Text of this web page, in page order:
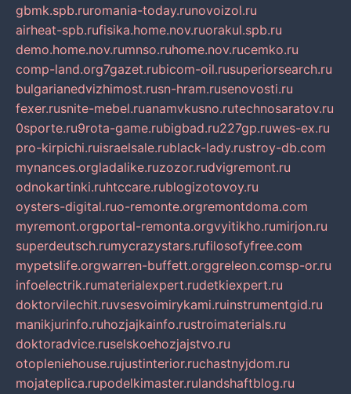
gbmk.spb.ruromania-today.runovoizol.ru
airheat-spb.rufisika.home.nov.ruorakul.spb.ru
demo.home.nov.rumnso.ruhome.nov.rucemko.ru
comp-land.org7gazet.rubicom-oil.rusuperiorsearch.ru
bulgarianedvizhimost.rusn-hram.rusenovosti.ru
fexer.rusnite-mebel.ruanamvkusno.rutechnosaratov.ru
0sporte.ru9rota-game.rubigbad.ru227gp.ruwes-ex.ru
pro-kirpichi.ruisraelsale.rublack-lady.rustroy-db.com
mynances.orgladalike.ruzozor.rudvigremont.ru
odnokartinki.ruhtccare.rublogizotovoy.ru
oysters-digital.ruo-remonte.orgremontdoma.com
myremont.orgportal-remonta.orgvyitikho.rumirjon.ru
superdeutsch.rumycrazystars.rufilosofyfree.com
mypetslife.orgwarren-buffett.orggreleon.comsp-or.ru
infoelectrik.rumaterialexpert.rudetkiexpert.ru
doktorvilechit.ruvsesvoimirykami.ruinstrumentgid.ru
manikjurinfo.ruhozjajkainfo.rustroimaterials.ru
doktoradvice.ruselskoehozjajstvo.ru
otopleniehouse.rujustinterior.ruchastnyjdom.ru
mojateplica.rupodelkimaster.rulandshaftblog.ru